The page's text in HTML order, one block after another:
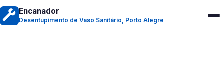
Encanador
Desentupimento de Vaso Sanitário, Porto Alegre